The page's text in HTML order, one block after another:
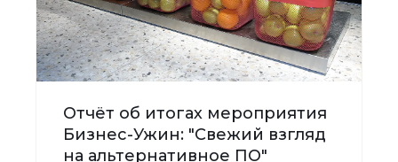
Отчёт об итогах мероприятия
Бизнес-Ужин: "Свежий взгляд
на альтернативное ПО"